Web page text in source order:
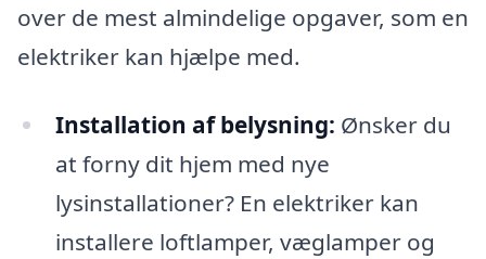
over de mest almindelige opgaver, som en
elektriker kan hjælpe med.
Installation af belysning: Ønsker du
at forny dit hjem med nye
lysinstallationer? En elektriker kan
installere loftlamper, væglamper og